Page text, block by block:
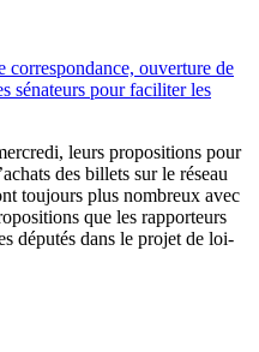
correspondance, ouverture de
sénateurs pour faciliter les
leurs propositions pour
des billets sur le réseau
toujours plus nombreux avec
que les rapporteurs
députés dans le projet de loi-